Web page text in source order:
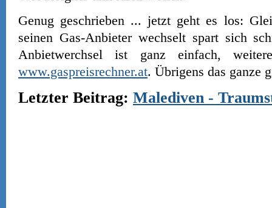
Genug geschrieben ... jetzt geht es los:
seinen Gas-Anbieter wechselt spart sich
Anbietwerchsel ist ganz einfach,
www.gaspreisrechner.at. Übrigens das ganze
Letzter Beitrag: Malediven -